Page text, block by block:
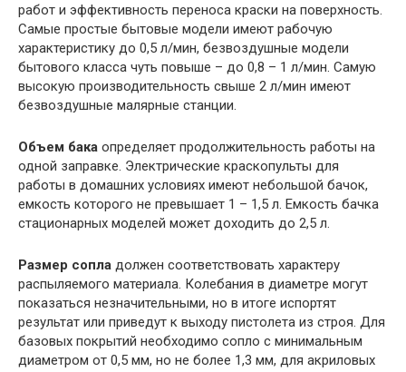
работ и эффективность переноса краски на поверхность.
Самые простые бытовые модели имеют рабочую
характеристику до 0,5 л/мин, безвоздушные модели
бытового класса чуть повыше – до 0,8 – 1 л/мин. Самую
высокую производительность свыше 2 л/мин имеют
безвоздушные малярные станции.
Объем бака определяет продолжительность работы на
одной заправке. Электрические краскопульты для
работы в домашних условиях имеют небольшой бачок,
емкость которого не превышает 1 – 1,5 л. Емкость бачка
стационарных моделей может доходить до 2,5 л.
Размер сопла должен соответствовать характеру
распыляемого материала. Колебания в диаметре могут
показаться незначительными, но в итоге испортят
результат или приведут к выходу пистолета из строя. Для
базовых покрытий необходимо сопло с минимальным
диаметром от 0,5 мм, но не более 1,3 мм, для акриловых